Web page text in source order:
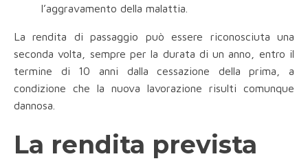
l’aggravamento della malattia.
La rendita di passaggio può essere riconosciuta una
seconda volta, sempre per la durata di un anno, entro il
termine di 10 anni dalla cessazione della prima, a
condizione che la nuova lavorazione risulti comunque
dannosa.
La rendita prevista